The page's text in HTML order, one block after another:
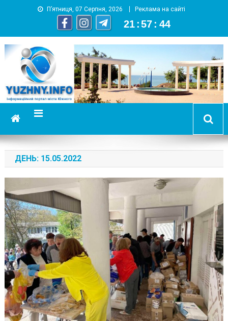
П’ятниця, 07 Серпня, 2026 Реклама на сайті
21 :57 : 45
YUZHNY.INFO
информационный портал города Южный
ДЕНЬ: 15.05.2022